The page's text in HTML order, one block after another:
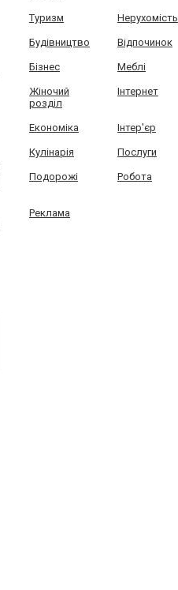
Туризм Нерухомість
Будівництво Відпочинок
Бізнес Меблі
Жіночий
розділ
Інтернет
Економіка Інтер'єр
Кулінарія Послуги
Подорожі Робота
Реклама